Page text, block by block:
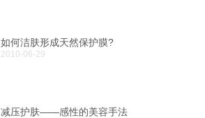
如何洁肤形成天然保护膜?
2010-06-29
减压护肤——感性的美容手法